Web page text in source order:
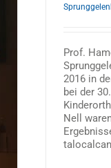
Prof.
2016 in
bei der
Nell